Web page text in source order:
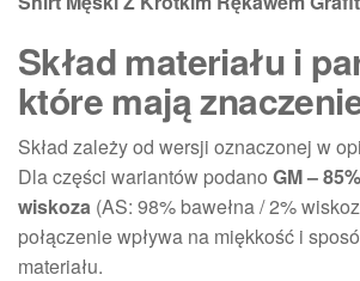
Skład materiału i
które mają
Skład zależy od wersji oznaczonej w
Dla części wariantów podano GM –
wiskoza (AS: 98% bawełna / 2%
połączenie wpływa na miękkość i
materiału.